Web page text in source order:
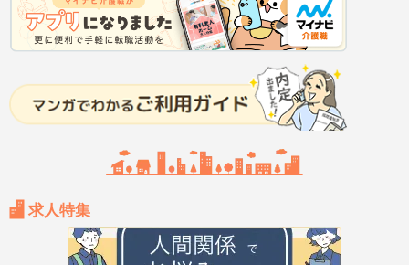
求人特集